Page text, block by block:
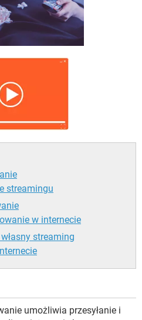
streamingu
w internecie
streaming
umożliwia przesyłanie i